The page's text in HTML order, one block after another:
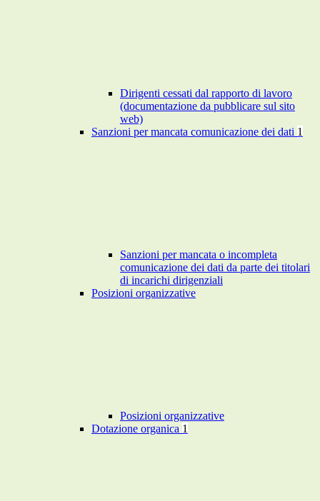
Dirigenti cessati dal rapporto di lavoro
(documentazione da pubblicare sul sito
web)
Sanzioni per mancata comunicazione dei dati 1
Sanzioni per mancata o incompleta
comunicazione dei dati da parte dei titolari
di incarichi dirigenziali
Posizioni organizzative
Posizioni organizzative
Dotazione organica 1